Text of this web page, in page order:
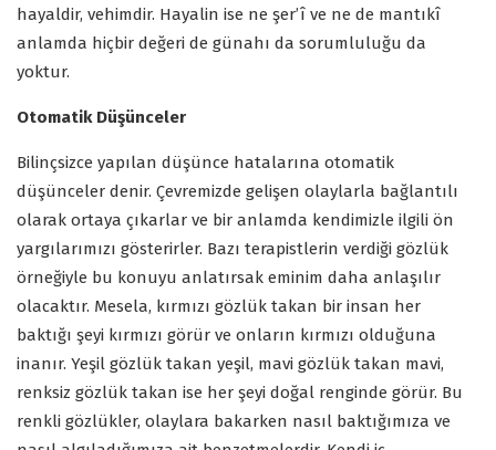
hayaldir, vehimdir. Hayalin ise ne şer’î ve ne de mantıkî
anlamda hiçbir değeri de günahı da sorumluluğu da
yoktur.
Otomatik Düşünceler
Bilinçsizce yapılan düşünce hatalarına otomatik
düşünceler denir. Çevremizde gelişen olaylarla bağlantılı
olarak ortaya çıkarlar ve bir anlamda kendimizle ilgili ön
yargılarımızı gösterirler. Bazı terapistlerin verdiği gözlük
örneğiyle bu konuyu anlatırsak eminim daha anlaşılır
olacaktır. Mesela, kırmızı gözlük takan bir insan her
baktığı şeyi kırmızı görür ve onların kırmızı olduğuna
inanır. Yeşil gözlük takan yeşil, mavi gözlük takan mavi,
renksiz gözlük takan ise her şeyi doğal renginde görür. Bu
renkli gözlükler, olaylara bakarken nasıl baktığımıza ve